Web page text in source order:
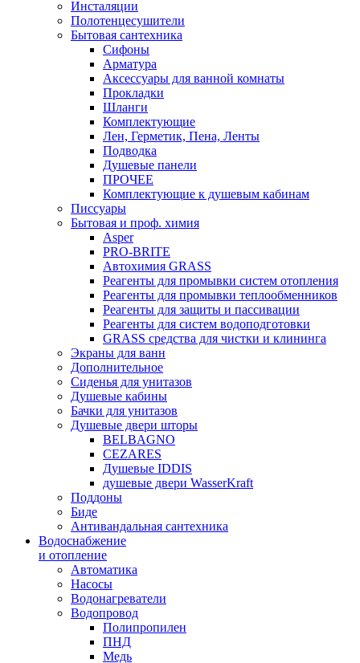
Инсталяции
Полотенцесушители
Бытовая сантехника
Сифоны
Арматура
Аксессуары для ванной комнаты
Прокладки
Шланги
Комплектующие
Лен, Герметик, Пена, Ленты
Подводка
Душевые панели
ПРОЧЕЕ
Комплектующие к душевым кабинам
Писсуары
Бытовая и проф. химия
Asper
PRO-BRITE
Автохимия GRASS
Реагенты для промывки систем отопления
Реагенты для промывки теплообменников
Реагенты для защиты и пассивации
Реагенты для систем водоподготовки
GRASS средства для чистки и клининга
Экраны для ванн
Дополнительное
Сиденья для унитазов
Душевые кабины
Бачки для унитазов
Душевые двери шторы
BELBAGNO
CEZARES
Душевые IDDIS
душевые двери WasserKraft
Поддоны
Биде
Антивандальная сантехника
Водоснабжение
и отопление
Автоматика
Насосы
Водонагреватели
Водопровод
Полипропилен
ПНД
Медь